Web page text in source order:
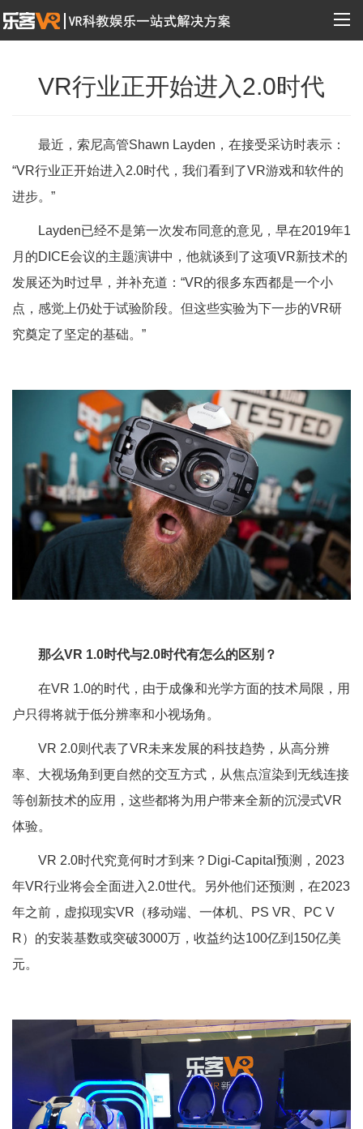
VR行业正开始进入2.0时代
最近，索尼高管Shawn Layden，在接受采访时表示：
“VR行业正开始进入2.0时代，我们看到了VR游戏和软件的
进步。”
Layden已经不是第一次发布同意的意见，早在2019年1
月的DICE会议的主题演讲中，他就谈到了这项VR新技术的
发展还为时过早，并补充道：“VR的很多东西都是一个小
点，感觉上仍处于试验阶段。但这些实验为下一步的VR研
究奠定了坚定的基础。”
那么VR 1.0时代与2.0时代有怎么的区别？
在VR 1.0的时代，由于成像和光学方面的技术局限，用
户只得将就于低分辨率和小视场角。
VR 2.0则代表了VR未来发展的科技趋势，从高分辨
率、大视场角到更自然的交互方式，从焦点渲染到无线连接
等创新技术的应用，这些都将为用户带来全新的沉浸式VR
体验。
VR 2.0时代究竟何时才到来？Digi-Capital预测，2023
年VR行业将会全面进入2.0世代。另外他们还预测，在2023
年之前，虚拟现实VR（移动端、一体机、PS VR、PC V
R）的安装基数或突破3000万，收益约达100亿到150亿美
元。